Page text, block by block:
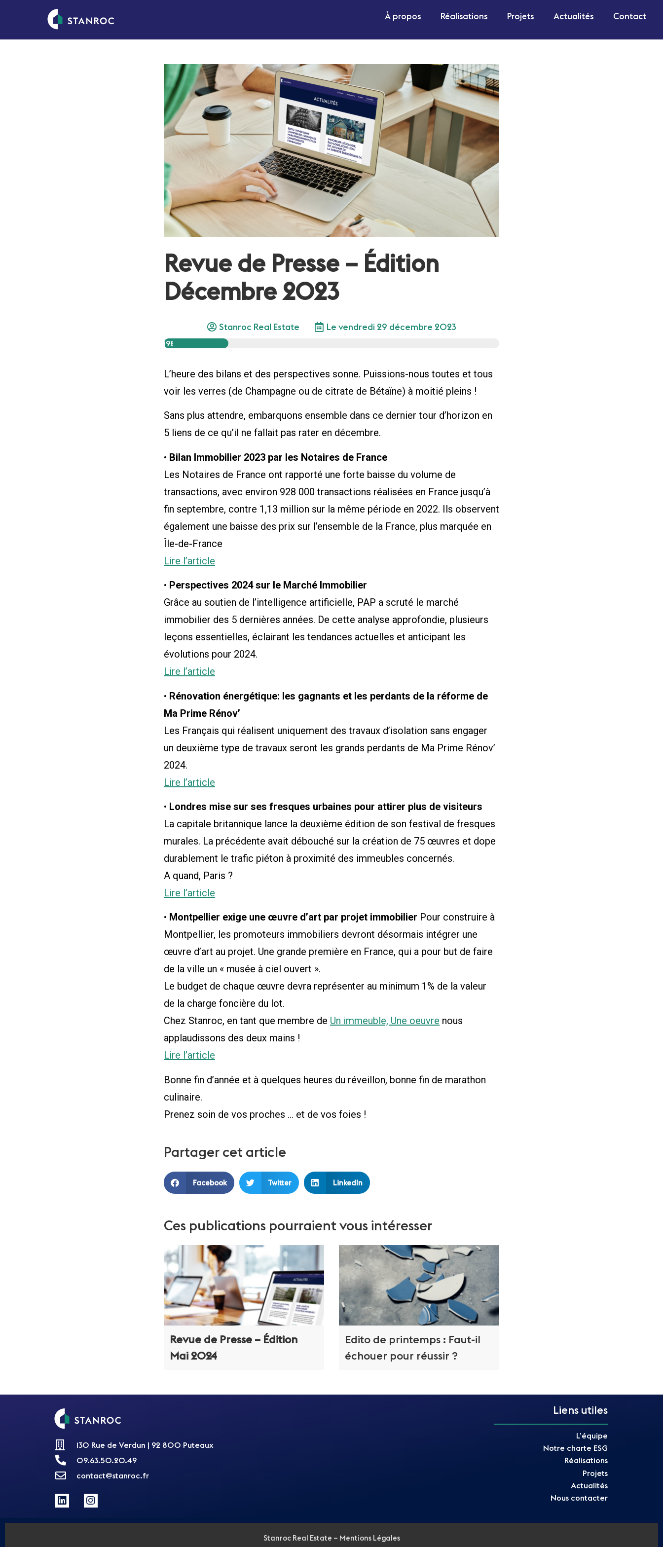
À propos Réalisations Projets Actualités Contact
Revue de Presse – Édition
Décembre 2023
Stanroc Real Estate Le vendredi 29 décembre 2023
19%
L’heure des bilans et des perspectives sonne. Puissions-nous toutes et tous
voir les verres (de Champagne ou de citrate de Bétaïne) à moitié pleins !
Sans plus attendre, embarquons ensemble dans ce dernier tour d’horizon en
5 liens de ce qu’il ne fallait pas rater en décembre.
• Bilan Immobilier 2023 par les Notaires de France
Les Notaires de France ont rapporté une forte baisse du volume de
transactions, avec environ 928 000 transactions réalisées en France jusqu’à
fin septembre, contre 1,13 million sur la même période en 2022. Ils observent
également une baisse des prix sur l’ensemble de la France, plus marquée en
Île-de-France
Lire l’article
• Perspectives 2024 sur le Marché Immobilier
Grâce au soutien de l’intelligence artificielle, PAP a scruté le marché
immobilier des 5 dernières années. De cette analyse approfondie, plusieurs
leçons essentielles, éclairant les tendances actuelles et anticipant les
évolutions pour 2024.
Lire l’article
• Rénovation énergétique: les gagnants et les perdants de la réforme de
Ma Prime Rénov’
Les Français qui réalisent uniquement des travaux d’isolation sans engager
un deuxième type de travaux seront les grands perdants de Ma Prime Rénov’
2024.
Lire l’article
• Londres mise sur ses fresques urbaines pour attirer plus de visiteurs
La capitale britannique lance la deuxième édition de son festival de fresques
murales. La précédente avait débouché sur la création de 75 œuvres et dope
durablement le trafic piéton à proximité des immeubles concernés.
A quand, Paris ?
Lire l’article
• Montpellier exige une œuvre d’art par projet immobilier Pour construire à
Montpellier, les promoteurs immobiliers devront désormais intégrer une
œuvre d’art au projet. Une grande première en France, qui a pour but de faire
de la ville un « musée à ciel ouvert ».
Le budget de chaque œuvre devra représenter au minimum 1% de la valeur
de la charge foncière du lot.
Chez Stanroc, en tant que membre de Un immeuble, Une oeuvre nous
applaudissons des deux mains !
Lire l’article
Bonne fin d’année et à quelques heures du réveillon, bonne fin de marathon
culinaire.
Prenez soin de vos proches … et de vos foies !
Partager cet article
Facebook Twitter LinkedIn
Ces publications pourraient vous intéresser
Revue de Presse – Édition
Mai 2024
Edito de printemps : Faut-il
échouer pour réussir ?
130 Rue de Verdun | 92 800 Puteaux
09.63.50.20.49
contact@stanroc.fr
Liens utiles
L’équipe
Notre charte ESG
Réalisations
Projets
Actualités
Nous contacter
Stanroc Real Estate – Mentions Légales